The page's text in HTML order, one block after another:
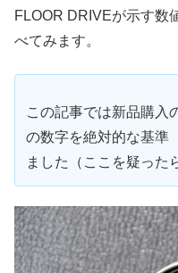
FLOOR DRIVEが示す数
べてみます。
この記事では新品購入
の数字を絶対的な基準
ました（ここを疑った